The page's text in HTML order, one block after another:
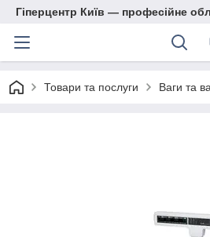
Гіперцентр Київ — професійне
Товари та послуги Ваги та